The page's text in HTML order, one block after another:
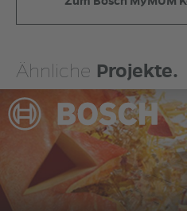
Ähnliche Projekte.